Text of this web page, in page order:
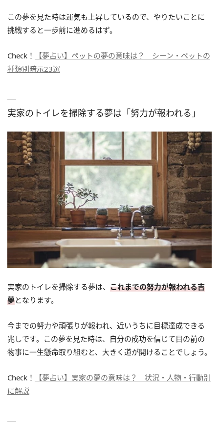
この夢を見た時は運気も上昇しているので、やりたいことに
挑戦すると一歩前に進めるはず。
Check！
【夢占い】ペットの夢の意味は？ シーン・ペットの
種類別暗示23選
実家のトイレを掃除する夢は「努力が報われる」
実家のトイレを掃除する夢は、 これまでの努力が報われる吉
夢となります。
今までの努力や頑張りが報われ、近いうちに目標達成できる
兆しです。この夢を見た時は、自分の成功を信じて目の前の
物事に一生懸命取り組むと、大きく道が開けることでしょう。
Check！
【夢占い】実家の夢の意味は？ 状況・人物・行動別
に解説